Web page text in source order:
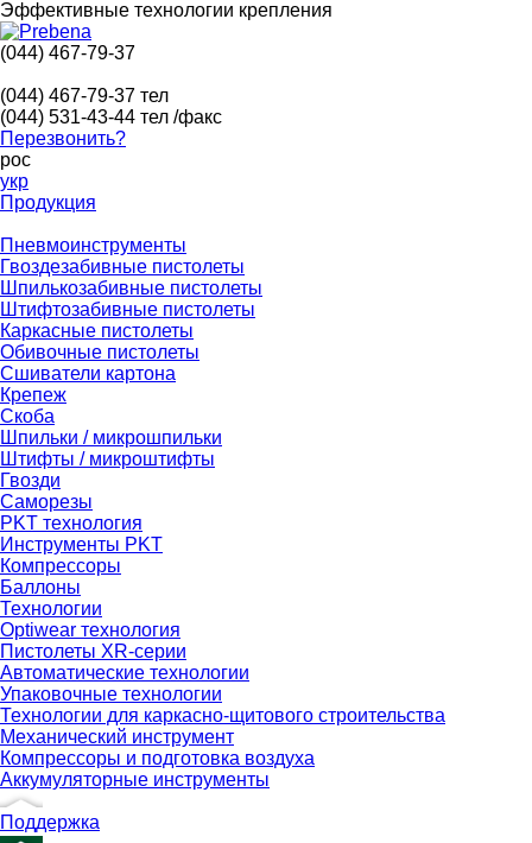
Эффективные технологии крепления
(044) 467-79-37
(044) 467-79-37 тел
(044) 531-43-44 тел /факс
Перезвонить?
рос
укр
Продукция
Пневмоинструменты
Гвоздезабивные пистолеты
Шпилькозабивные пистолеты
Штифтозабивные пистолеты
Каркасные пистолеты
Обивочные пистолеты
Сшиватели картона
Крепеж
Скоба
Шпильки / микрошпильки
Штифты / микроштифты
Гвозди
Саморезы
PKT технология
Инструменты PKT
Компрессоры
Баллоны
Технологии
Optiwear технология
Пистолеты XR-серии
Автоматические технологии
Упаковочные технологии
Технологии для каркасно-щитового строительства
Механический инструмент
Компрессоры и подготовка воздуха
Аккумуляторные инструменты
Поддержка